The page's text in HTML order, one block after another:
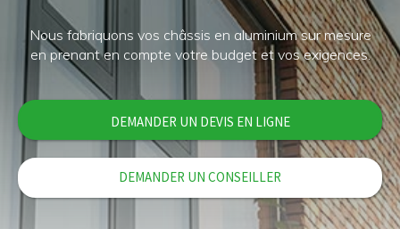
Nous fabriquons vos châssis en aluminium sur mesure
en prenant en compte votre budget et vos exigences.
DEMANDER UN DEVIS EN LIGNE
DEMANDER UN CONSEILLER